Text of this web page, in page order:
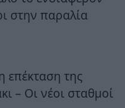
στην παραλία
επέκταση της
– Οι νέοι σταθμοί